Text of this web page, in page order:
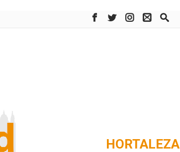
HORTALEZA